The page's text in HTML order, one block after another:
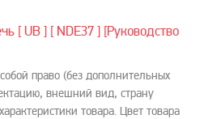
право (без дополнительных
внешний вид, страну
товара. Цвет товара
[ UB ] [ NDE37 ] [Руководство